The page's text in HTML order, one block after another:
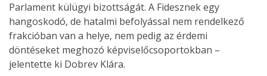
Parlament külügyi bizottságát. A Fidesznek egy
hangoskodó, de hatalmi befolyással nem rendelkező
frakcióban van a helye, nem pedig az érdemi
döntéseket meghozó képviselőcsoportokban –
jelentette ki Dobrev Klára.